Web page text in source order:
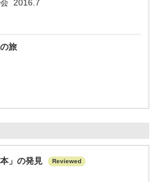
2016.7
旅
」の発見 Reviewed